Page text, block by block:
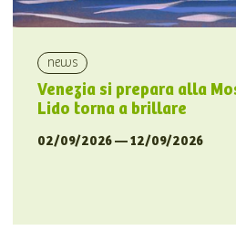
news
Venezia si prepara alla
Lido torna a brillare
02/09/2026 — 12/09/2026